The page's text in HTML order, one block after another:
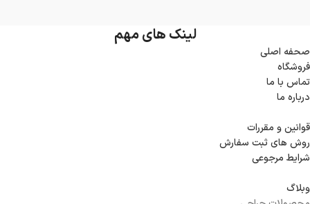
لینک های مهم
صحفه اصلی
فروشگاه
تماس با ما
درباره ما
قوانین و مقررات
روش های ثبت سفارش
شرایط مرجوعی
وبلاگ